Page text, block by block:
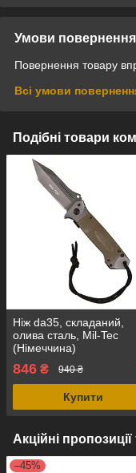
Умови повернення
Повернення товару
Всі умови
Подібні товари
Ніж da35, складаний,
олива сталь, Mil-Tec
(Німеччина)
846 ₴ 940 ₴
Купити
Акційні
–45%